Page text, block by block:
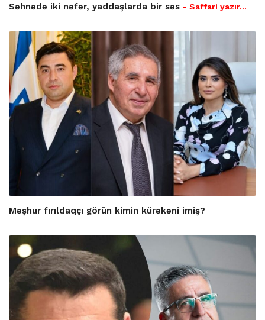
Səhnədə iki nəfər, yaddaşlarda bir səs - Saffari yazır…
Məşhur fırıldaqçı görün kimin kürəkəni imiş?